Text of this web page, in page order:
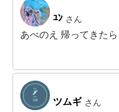
ﾕﾝ さん
あべのえ 帰ってきた
ツムギ さん